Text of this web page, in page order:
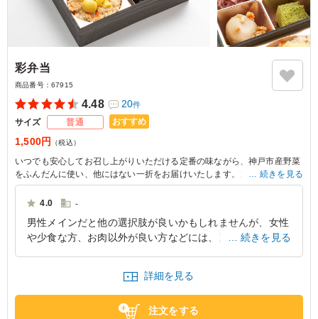
彩弁当
商品番号： 67915
4.48 20件
サイズ 普通 おすすめ
1,500円 （税込）
いつでも安心してお召し上がりいただける定番の味ながら、神戸市産野菜
をふんだんに使い、他にはない一折をお届けいたします。大切なひととき
のご歓談とともにこちらの一折をお楽しみください。
続きを見る
4.0 -
男性メインだと他の選択肢が良いかもしれませんが、女性
や少食な方、お肉以外が良い方などには、満足感のあるお
兵庫県明石市松が丘2026/07/03
続きを見る
詳細を見る
注文をする